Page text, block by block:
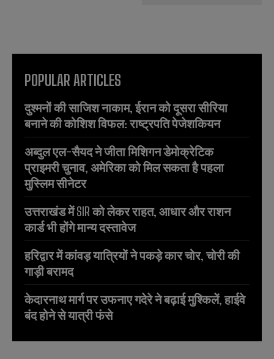
POPULAR ARTICLES
दुश्मनों की साजिश नाकाम, ईरान को दूसरा सीरिया
बनाने की कोशिश विफल: राष्ट्रपति पेजेशकियन
अब्दुल एल-सैयद ने जीता मिशिगन डेमोक्रेटिक
प्राइमरी चुनाव, अमेरिका को मिल सकता है पहला
मुस्लिम सीनेटर
उत्तराखंड में SIR को लेकर राहत, आधार और राशन
कार्ड भी होंगे मान्य दस्तावेज
हरिद्वार में कांवड़ यात्रियों ने पकड़े कार चोर, चोरी की
गाड़ी बरामद
केदारनाथ मार्ग पर उफनाए गदेरे ने बढ़ाई मुश्किलें, हाईवे
बंद होने से यात्री फंसे